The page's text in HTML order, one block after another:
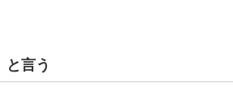
と言う